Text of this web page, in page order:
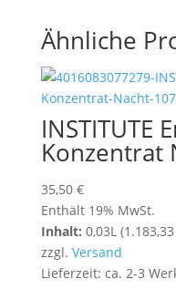
Ähnliche
INSTITUTE
Konzentrat
35,50 €
Enthält 19% MwSt.
Inhalt: 0,03L (1.183,33
zzgl. Versand
Lieferzeit: ca. 2-3